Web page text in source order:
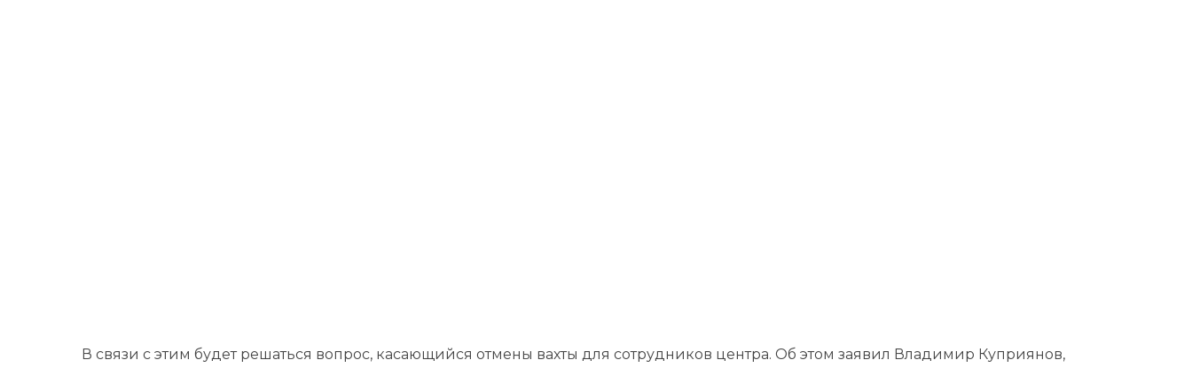
В связи с этим будет решаться вопрос, касающийся отмены вахты для сотрудников центра. Об этом заявил Владимир Куприянов,